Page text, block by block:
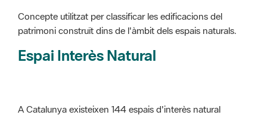
Concepte utilitzat per classificar les edificacions del
patrimoni construït dins de l'àmbit dels espais naturals.
Espai Interès Natural
A Catalunya existeixen 144 espais d'interès natural